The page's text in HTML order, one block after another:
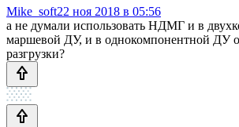
Mike_soft22 ноя 2018 в 05:56
а не думали использовать НДМГ и в
маршевой ДУ, и в однокомпонентной ДУ
разгрузки?